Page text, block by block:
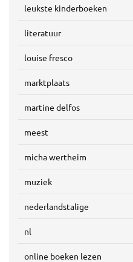
leukste kinderboeken
literatuur
louise fresco
marktplaats
martine delfos
meest
micha wertheim
muziek
nederlandstalige
nl
online boeken lezen